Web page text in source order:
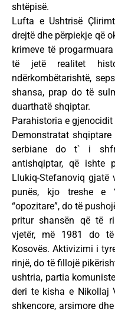
shtëpisë.
Lufta e Ushtrisë
drejtë dhe përpiekje që
krimeve të
të jetë realitet
ndërkombëtarishtë,
shansa, prap do të
duarthatë shqiptar.
Parahistoria e
Demonstratat
serbiane do t` i
antishqiptar, që ishte
Llukiq-Stefanoviq gjatë
punës, kjo treshe e
“opozitare”, do të
pritur shansën që të
vjetër, më 1981 do
Kosovës. Aktivizimi i
rinjë, do të fillojë
ushtria, partia
deri te kisha e Nikollaj
shkencore, arsimore